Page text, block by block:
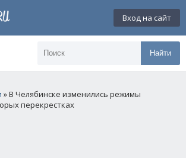
Вход на сайт
Найти
» В Челябинске изменились режимы
перекрестках